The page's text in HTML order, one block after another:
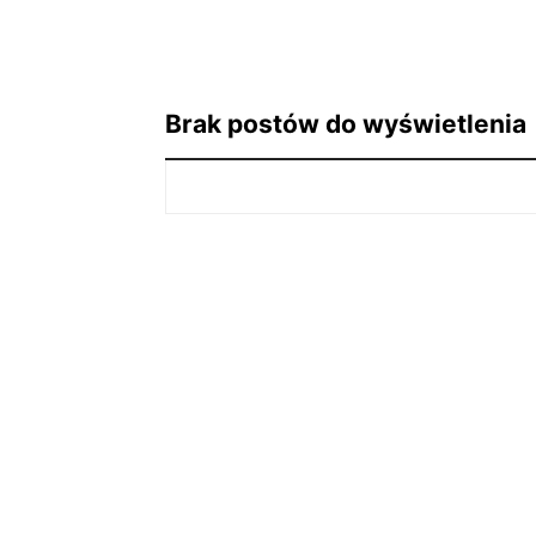
Brak postów do wyświetlenia